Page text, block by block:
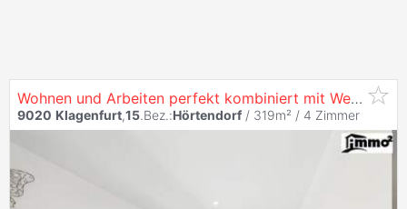
Wohnen und Arbeiten perfekt kombiniert mit Werkstatt östlich von
9020 Klagenfurt,15.Bez.:Hörtendorf / 319m² / 4 Zimmer